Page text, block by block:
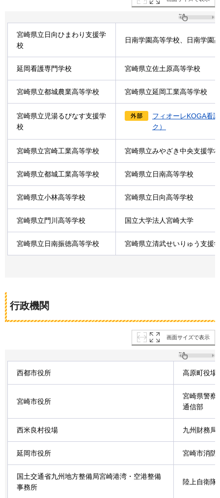
宮崎県立日向ひまわり支援学
校
日南学園高等学校、日南学園
延岡看護専門学校 宮崎県立佐土原高等学校
宮崎県立都城農業高等学校 宮崎県立延岡工業高等学校
宮崎県立児湯るぴなす支援学
校
フィオーレKOGA看
ク）
宮崎県立宮崎工業高等学校 宮崎県立みやざき中央支援学
宮崎県立都城工業高等学校 宮崎県立日南高等学校
宮崎県立小林高等学校 宮崎県立日向高等学校
宮崎県立門川高等学校 国立大学法人宮崎大学
宮崎県立日南振徳高等学校 宮崎県立清武せいりゅう支援
行政機関
画面サイズで表示
西都市役所 高原町役場
宮崎市役所
宮崎県警察
通信部
西米良村役場 九州財務局
延岡市役所 宮崎市消防
国土交通省九州地方整備局宮崎港湾・空港整備
事務所
陸上自衛隊